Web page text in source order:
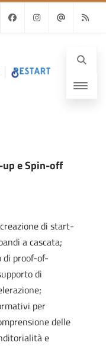
up e Spin-off
di start-
a cascata;
di proof-of-
di
per
delle
e